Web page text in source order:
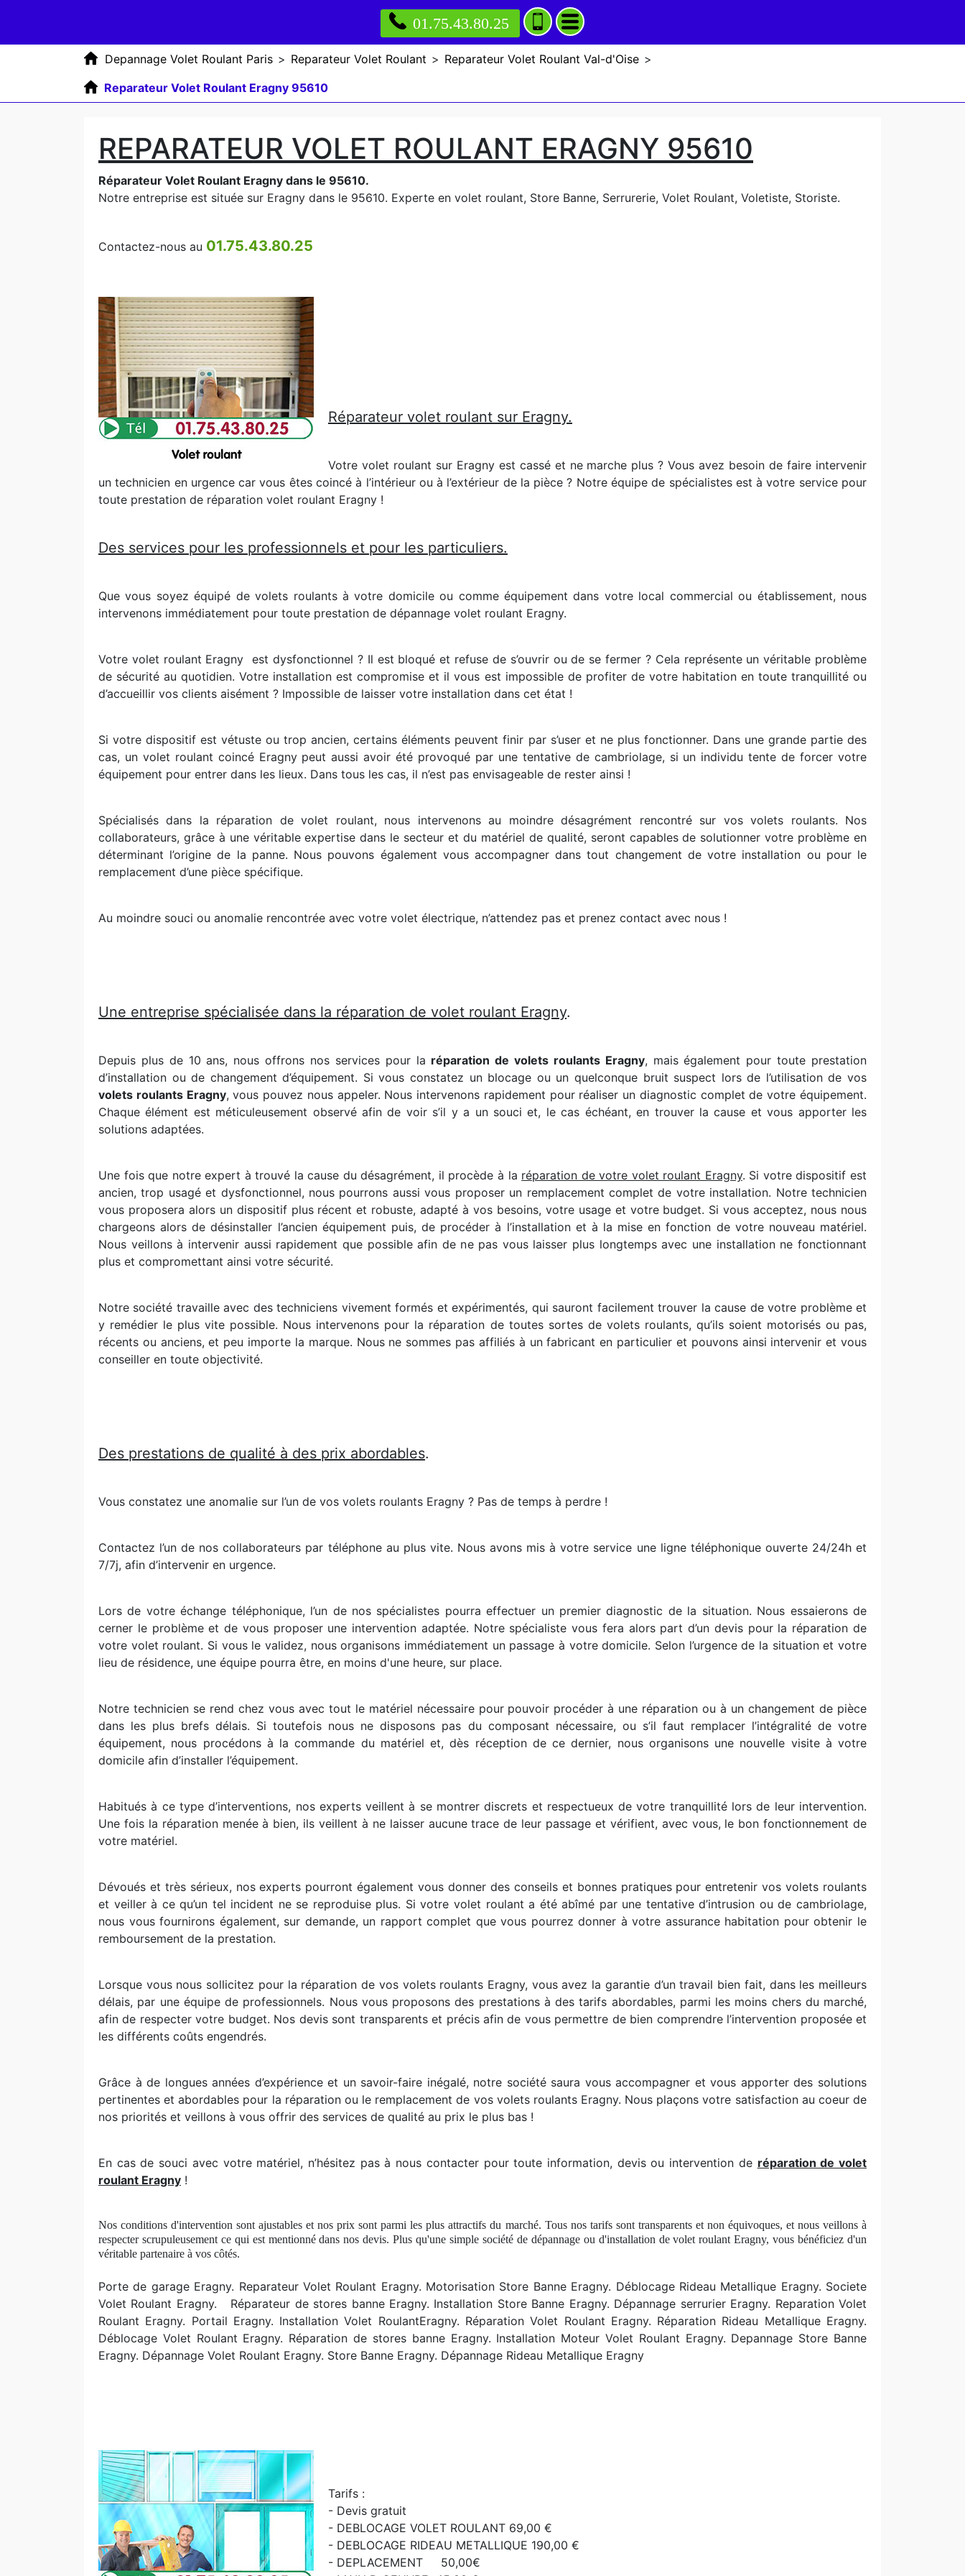
01.75.43.80.25
Depannage Volet Roulant Paris > Reparateur Volet Roulant > Reparateur Volet Roulant Val-d'Oise >
Reparateur Volet Roulant Eragny 95610
REPARATEUR VOLET ROULANT ERAGNY 95610
Réparateur Volet Roulant Eragny dans le 95610.
Notre entreprise est située sur Eragny dans le 95610. Experte en volet roulant, Store Banne, Serrurerie, Volet Roulant, Voletiste, Storiste.
Contactez-nous au 01.75.43.80.25
Réparateur volet roulant sur Eragny.
Votre volet roulant sur Eragny est cassé et ne marche plus ? Vous avez besoin de faire intervenir
un technicien en urgence car vous êtes coincé à l’intérieur ou à l’extérieur de la pièce ? Notre équipe de spécialistes est à votre service pour
toute prestation de réparation volet roulant Eragny !
Des services pour les professionnels et pour les particuliers.
Que vous soyez équipé de volets roulants à votre domicile ou comme équipement dans votre local commercial ou établissement, nous
intervenons immédiatement pour toute prestation de dépannage volet roulant Eragny.
Votre volet roulant Eragny
est dysfonctionnel ? Il est bloqué et refuse de s’ouvrir ou de se fermer ? Cela représente un véritable problème
de sécurité au quotidien. Votre installation est compromise et il vous est impossible de profiter de votre habitation en toute tranquillité ou
d’accueillir vos clients aisément ? Impossible de laisser votre installation dans cet état !
Si votre dispositif est vétuste ou trop ancien, certains éléments peuvent finir par s’user et ne plus fonctionner. Dans une grande partie des
cas, un volet roulant coincé Eragny peut aussi avoir été provoqué par une tentative de cambriolage, si un individu tente de forcer votre
équipement pour entrer dans les lieux. Dans tous les cas, il n’est pas envisageable de rester ainsi !
Spécialisés dans la réparation de volet roulant, nous intervenons au moindre désagrément rencontré sur vos volets roulants. Nos
collaborateurs, grâce à une véritable expertise dans le secteur et du matériel de qualité, seront capables de solutionner votre problème en
déterminant l’origine de la panne. Nous pouvons également vous accompagner dans tout changement de votre installation ou pour le
remplacement d’une pièce spécifique.
Au moindre souci ou anomalie rencontrée avec votre volet électrique, n’attendez pas et prenez contact avec nous !
Une entreprise spécialisée dans la réparation de volet roulant Eragny.
Depuis plus de 10 ans, nous offrons nos services pour la réparation de volets roulants Eragny, mais également pour toute prestation
d’installation ou de changement d’équipement. Si vous constatez un blocage ou un quelconque bruit suspect lors de l’utilisation de vos
volets roulants Eragny, vous pouvez nous appeler. Nous intervenons rapidement pour réaliser un diagnostic complet de votre équipement.
Chaque élément est méticuleusement observé afin de voir s’il y a un souci et, le cas échéant, en trouver la cause et vous apporter les
solutions adaptées.
Une fois que notre expert à trouvé la cause du désagrément, il procède à la réparation de votre volet roulant Eragny. Si votre dispositif est
ancien, trop usagé et dysfonctionnel, nous pourrons aussi vous proposer un remplacement complet de votre installation. Notre technicien
vous proposera alors un dispositif plus récent et robuste, adapté à vos besoins, votre usage et votre budget. Si vous acceptez, nous nous
chargeons alors de désinstaller l’ancien équipement puis, de procéder à l’installation et à la mise en fonction de votre nouveau matériel.
Nous veillons à intervenir aussi rapidement que possible afin de ne pas vous laisser plus longtemps avec une installation ne fonctionnant
plus et compromettant ainsi votre sécurité.
Notre société travaille avec des techniciens vivement formés et expérimentés, qui sauront facilement trouver la cause de votre problème et
y remédier le plus vite possible. Nous intervenons pour la réparation de toutes sortes de volets roulants, qu’ils soient motorisés ou pas,
récents ou anciens, et peu importe la marque. Nous ne sommes pas affiliés à un fabricant en particulier et pouvons ainsi intervenir et vous
conseiller en toute objectivité.
Des prestations de qualité à des prix abordables.
Vous constatez une anomalie sur l’un de vos volets roulants Eragny ? Pas de temps à perdre !
Contactez l’un de nos collaborateurs par téléphone au plus vite. Nous avons mis à votre service une ligne téléphonique ouverte 24/24h et
7/7j, afin d’intervenir en urgence.
Lors de votre échange téléphonique, l’un de nos spécialistes pourra effectuer un premier diagnostic de la situation. Nous essaierons de
cerner le problème et de vous proposer une intervention adaptée. Notre spécialiste vous fera alors part d’un devis pour la réparation de
votre volet roulant. Si vous le validez, nous organisons immédiatement un passage à votre domicile. Selon l’urgence de la situation et votre
lieu de résidence, une équipe pourra être, en moins d'une heure, sur place.
Notre technicien se rend chez vous avec tout le matériel nécessaire pour pouvoir procéder à une réparation ou à un changement de pièce
dans les plus brefs délais. Si toutefois nous ne disposons pas du composant nécessaire, ou s’il faut remplacer l’intégralité de votre
équipement, nous procédons à la commande du matériel et, dès réception de ce dernier, nous organisons une nouvelle visite à votre
domicile afin d’installer l’équipement.
Habitués à ce type d’interventions, nos experts veillent à se montrer discrets et respectueux de votre tranquillité lors de leur intervention.
Une fois la réparation menée à bien, ils veillent à ne laisser aucune trace de leur passage et vérifient, avec vous, le bon fonctionnement de
votre matériel.
Dévoués et très sérieux, nos experts pourront également vous donner des conseils et bonnes pratiques pour entretenir vos volets roulants
et veiller à ce qu’un tel incident ne se reproduise plus. Si votre volet roulant a été abîmé par une tentative d’intrusion ou de cambriolage,
nous vous fournirons également, sur demande, un rapport complet que vous pourrez donner à votre assurance habitation pour obtenir le
remboursement de la prestation.
Lorsque vous nous sollicitez pour la réparation de vos volets roulants Eragny, vous avez la garantie d’un travail bien fait, dans les meilleurs
délais, par une équipe de professionnels. Nous vous proposons des prestations à des tarifs abordables, parmi les moins chers du marché,
afin de respecter votre budget. Nos devis sont transparents et précis afin de vous permettre de bien comprendre l’intervention proposée et
les différents coûts engendrés.
Grâce à de longues années d’expérience et un savoir-faire inégalé, notre société saura vous accompagner et vous apporter des solutions
pertinentes et abordables pour la réparation ou le remplacement de vos volets roulants Eragny. Nous plaçons votre satisfaction au coeur de
nos priorités et veillons à vous offrir des services de qualité au prix le plus bas !
En cas de souci avec votre matériel, n’hésitez pas à nous contacter pour toute information, devis ou intervention de réparation de volet
roulant Eragny !
Nos conditions d'intervention sont ajustables et nos prix sont parmi les plus attractifs du marché. Tous nos tarifs sont transparents et non équivoques, et nous veillons à
respecter scrupuleusement ce qui est mentionné dans nos devis. Plus qu'une simple sociétéde dépannage ou d'installation de volet roulant Eragny, vous bénéficiez d'un
véritable partenaire à vos côtés.
Porte de garage Eragny. Reparateur Volet Roulant Eragny. Motorisation Store Banne Eragny. Déblocage Rideau Metallique Eragny. Societe
Volet Roulant Eragny. Réparateur de stores banne Eragny. Installation Store Banne Eragny. Dépannage serrurier Eragny. Reparation Volet
Roulant Eragny. Portail Eragny. Installation Volet RoulantEragny. Réparation Volet Roulant Eragny. Réparation Rideau Metallique Eragny.
Déblocage Volet Roulant Eragny. Réparation de stores banne Eragny. Installation Moteur Volet Roulant Eragny. Depannage Store Banne
Eragny. Dépannage Volet Roulant Eragny. Store Banne Eragny. Dépannage Rideau Metallique Eragny
Tarifs :
- Devis gratuit
- DEBLOCAGE VOLET ROULANT 69,00 €
- DEBLOCAGE RIDEAU METALLIQUE 190,00 €
- DEPLACEMENT 50,00€